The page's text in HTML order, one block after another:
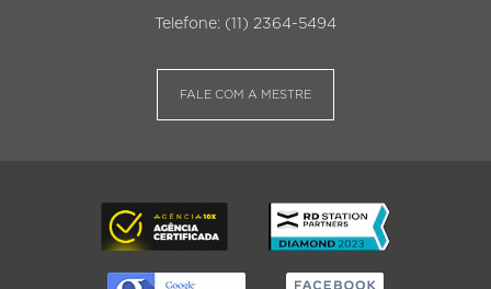
Telefone: (11) 2364-5494
FALE COM A MESTRE